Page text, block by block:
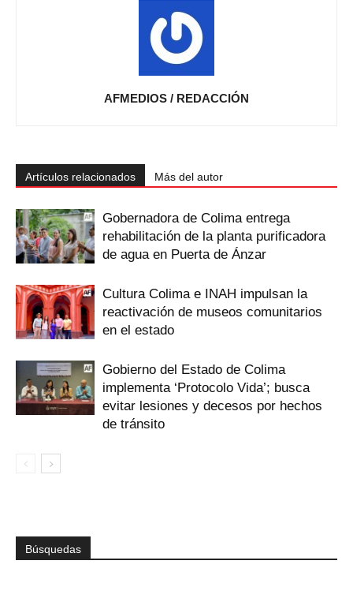
AFMEDIOS / REDACCIÓN
Artículos relacionados Más del autor
Gobernadora de Colima entrega
rehabilitación de la planta purificadora
de agua en Puerta de Ánzar
Cultura Colima e INAH impulsan la
reactivación de museos comunitarios
en el estado
Gobierno del Estado de Colima
implementa ‘Protocolo Vida’; busca
evitar lesiones y decesos por hechos
de tránsito
Búsquedas